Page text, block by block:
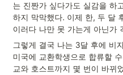
는 진짠가 싶다가도 실감을 하
하지 막막했다. 이제 한, 두 달
이러다 나만 못 가는게 아닌가
그렇게 결국 나는 3달 후에 비
미국에 교환학생으로 합류할
교와 호스트까지 몇 번이 바뀌